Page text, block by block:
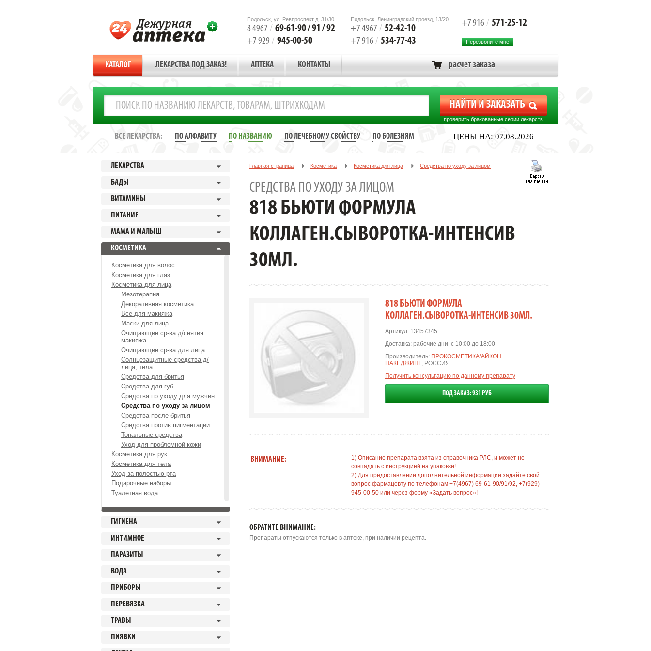
Подольск, ул. Ревпроспект д. 31/30
8 4967 / 69-61-90 / 91 / 92
+7 929 / 945-00-50
Подольск, Ленинградский проезд, 13/20
+7 4967 / 52-42-10
+7 916 / 534-77-43
+7 916 / 571-25-12
Перезвоните мне
КАТАЛОГ ЛЕКАРСТВА ПОД ЗАКАЗ! АПТЕКА КОНТАКТЫ расчет заказа
проверить бракованные серии лекарств
ЦЕНЫ НА: 07.08.2026
ВСЕ ЛЕКАРСТВА: ПО АЛФАВИТУ ПО НАЗВАНИЮ ПО ЛЕЧЕБНОМУ СВОЙСТВУ ПО БОЛЕЗНЯМ
ЛЕКАРСТВА
БАДЫ
ВИТАМИНЫ
ПИТАНИЕ
МАМА И МАЛЫШ
КОСМЕТИКА
Косметика для волос
Косметика для глаз
Косметика для лица
Мезотерапия
Декоративная косметика
Все для макияжа
Маски для лица
Очищающие ср-ва д/снятия
макияжа
Очищающие ср-ва для лица
Солнцезащитные средства д/
лица, тела
Средства для бритья
Средства для губ
Средства по уходу для мужчин
Средства по уходу за лицом
Средства после бритья
Средства против пигментации
Тональные средства
Уход для проблемной кожи
Косметика для рук
Косметика для тела
Уход за полостью рта
Подарочные наборы
Туалетная вода
ГИГИЕНА
ИНТИМНОЕ
ПАРАЗИТЫ
ВОДА
ПРИБОРЫ
ПЕРЕВЯЗКА
ТРАВЫ
ПИЯВКИ
Главная страница Косметика Косметика для лица Средства по уходу за лицом
СРЕДСТВА ПО УХОДУ ЗА ЛИЦОМ
818 БЬЮТИ ФОРМУЛА
КОЛЛАГЕН.СЫВОРОТКА-ИНТЕНСИВ
30МЛ.
818 БЬЮТИ ФОРМУЛА
КОЛЛАГЕН.СЫВОРОТКА-ИНТЕНСИВ 30МЛ.
Артикул: 13457345
Доставка: рабочие дни, с 10:00 до 18:00
Производитель: ПРОКОСМЕТИКА/АЙКОН
ПАКЕДЖИНГ, РОССИЯ
Получить консультацию по данному препарату
ПОД ЗАКАЗ: 931 РУБ
ВНИМАНИЕ:
1) Описание препарата взята из справочника РЛС, и может не
совпадать с инструкцией на упаковки!
2) Для предоставлении дополнительной информации задайте свой
вопрос фармацевту по телефонам +7(4967) 69-61-90/91/92, +7(929)
945-00-50 или через форму «Задать вопрос»!
ОБРАТИТЕ ВНИМАНИЕ:
Препараты отпускаются только в аптеке, при наличии рецепта.